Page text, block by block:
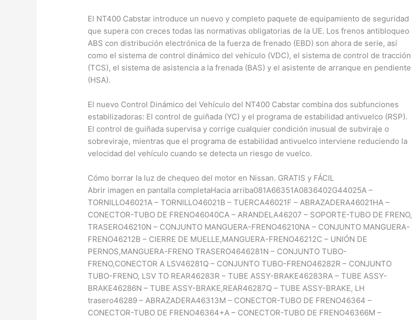
El NT400 Cabstar introduce un nuevo y completo paquete de equipamiento de seguridad
que supera con creces todas las normativas obligatorias de la UE. Los frenos antibloqueo
ABS con distribución electrónica de la fuerza de frenado (EBD) son ahora de serie, así
como el sistema de control dinámico del vehículo (VDC), el sistema de control de tracción
(TCS), el sistema de asistencia a la frenada (BAS) y el asistente de arranque en pendiente
(HSA).
El nuevo Control Dinámico del Vehículo del NT400 Cabstar combina dos subfunciones
estabilizadoras: El control de guiñada (YC) y el programa de estabilidad antivuelco (RSP).
El control de guiñada supervisa y corrige cualquier condición inusual de subviraje o
sobreviraje, mientras que el programa de estabilidad antivuelco interviene reduciendo la
velocidad del vehículo cuando se detecta un riesgo de vuelco.
Cómo borrar la luz de chequeo del motor en Nissan. GRATIS y FÁCIL
Abrir imagen en pantalla completaHacia arriba081A66351A0836402G44025A –
TORNILLO46021A – TORNILLO46021B – TUERCA46021F – ABRAZADERA46021HA –
CONECTOR-TUBO DE FRENO46040CA – ARANDELA46207 – SOPORTE-TUBO DE FRENO,
TRASERO46210N – CONJUNTO MANGUERA-FRENO46210NA – CONJUNTO MANGUERA-
FRENO46212B – CIERRE DE MUELLE,MANGUERA-FRENO46212C – UNIÓN DE
PERNOS,MANGUERA-FRENO TRASERO4646281N – CONJUNTO TUBO-
FRENO,CONECTOR A LSV46281Q – CONJUNTO TUBO-FRENO46282R – CONJUNTO
TUBO-FRENO, LSV TO REAR46283R – TUBE ASSY-BRAKE46283RA – TUBE ASSY-
BRAKE46286N – TUBE ASSY-BRAKE,REAR46287Q – TUBE ASSY-BRAKE, LH
trasero46289 – ABRAZADERA46313M – CONECTOR-TUBO DE FRENO46364 –
CONECTOR-TUBO DE FRENO46364+A – CONECTOR-TUBO DE FRENO46366M –